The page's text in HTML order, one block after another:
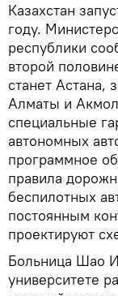
Казахстан
году.
республики
второй
станет Астана,
Алматы и
специальные
автономных
программное
правила
беспилотных
постоянным
проектируют
Больница Шао
университете